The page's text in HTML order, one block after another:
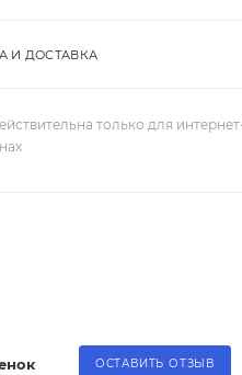
И ДОСТАВКА
только для
ОСТАВИТЬ ОТЗЫВ